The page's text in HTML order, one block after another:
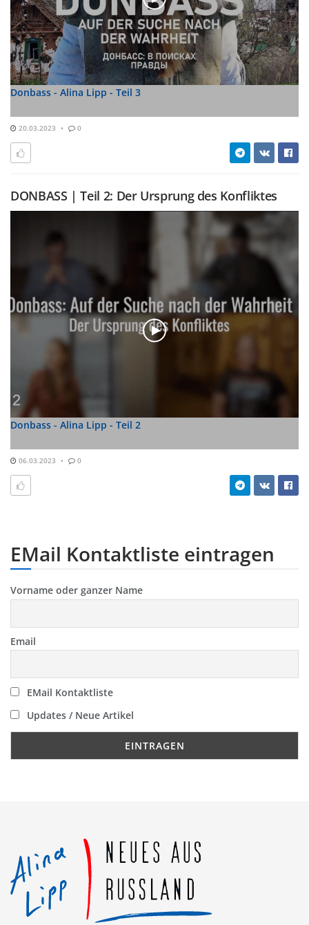
Donbass - Alina Lipp - Teil 3
20.03.2023 0
DONBASS | Teil 2: Der Ursprung des Konfliktes
Donbass - Alina Lipp - Teil 2
06.03.2023 0
EMail Kontaktliste eintragen
Vorname oder ganzer Name
Email
EMail Kontaktliste
Updates / Neue Artikel